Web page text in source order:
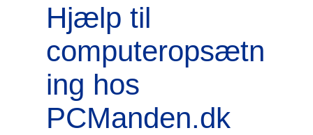
Hjælp til
computeropsætn
ing hos
PCManden.dk